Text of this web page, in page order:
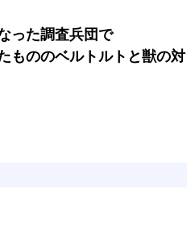
った調査兵団で
もののベルトルトと獣の対